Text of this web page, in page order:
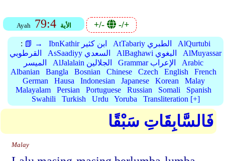
Ayah 79:4 الأية +/- -/+
: 📗 → IbnKathir ابن كثير AtTabariy الطبري
AlQurtubi
القرطوبي
AsSaadiyy السعدي AlBaghawi البغوي
AlMuyassar
الميسر
AlJalalain الجلالين Grammar الإعراب
Arabic
Albanian
Bangla Bosnian Chinese Czech English
French
German
Hausa Indonesian Japanese Korean
Malay
Malayalam
Persian Portuguese Russian Somali
Spanish
Swahili
Turkish Urdu Yoruba Transliteration [+]
فَالسَّابِقَاتِ سَبْقًا
Malay